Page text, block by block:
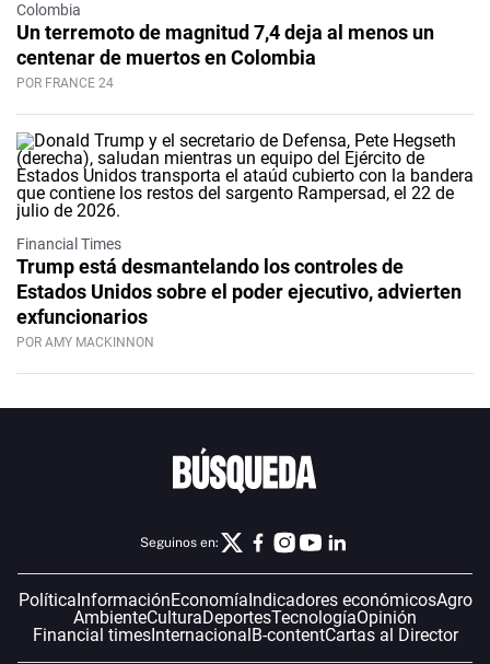
Colombia
Un terremoto de magnitud 7,4 deja al menos un
centenar de muertos en Colombia
POR FRANCE 24
Financial Times
Trump está desmantelando los controles de
Estados Unidos sobre el poder ejecutivo, advierten
exfuncionarios
POR AMY MACKINNON
Seguinos en:
PolíticaInformaciónEconomíaIndicadores económicosAgro
AmbienteCulturaDeportesTecnologíaOpinión
Financial timesInternacionalB-contentCartas al Director